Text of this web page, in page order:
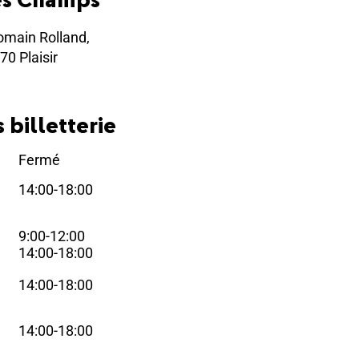
Rolland,
Plaisir
billetterie
Fermé
14:00-18:00
9:00-12:00
14:00-18:00
14:00-18:00
14:00-18:00